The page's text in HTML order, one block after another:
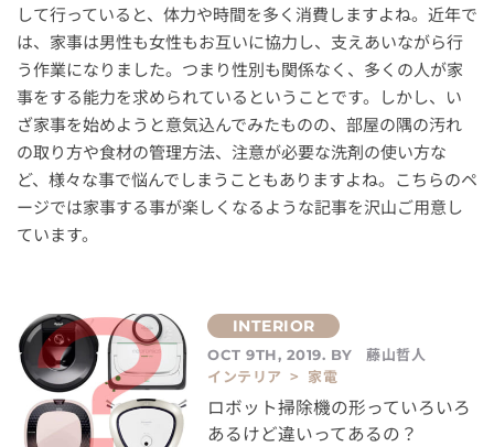
して行っていると、体力や時間を多く消費しますよね。近年で
は、家事は男性も女性もお互いに協力し、支えあいながら行
う作業になりました。つまり性別も関係なく、多くの人が家
事をする能力を求められているということです。しかし、い
ざ家事を始めようと意気込んでみたものの、部屋の隅の汚れ
の取り方や食材の管理方法、注意が必要な洗剤の使い方な
ど、様々な事で悩んでしまうこともありますよね。こちらのペ
ージでは家事する事が楽しくなるような記事を沢山ご用意し
ています。
OCT 9TH, 2019. BY
藤山哲人
インテリア > 家電
ロボット掃除機の形っていろいろ
あるけど違いってあるの？